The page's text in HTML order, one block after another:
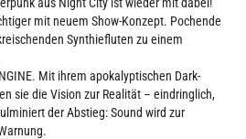
mit neuem Show-Konzept. Pochende
Synthiefluten zu einem
Mit ihrem apokalyptischen Dark-
sie die Vision zur Realität – eindringlich,
der Abstieg: Sound wird zur